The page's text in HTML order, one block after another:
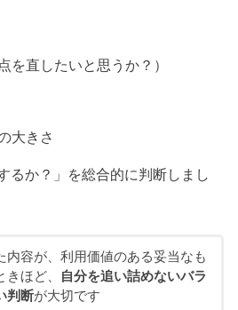
を直したいと思うか？）
大きさ
るか？」を総合的に判断しまし
内容が、利用価値のある妥当なも
ほど、
自分を追い詰めないバラ
判断が大切です